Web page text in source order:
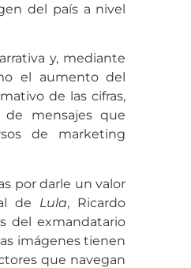
del país a nivel
y, mediante
el aumento del
de las cifras,
de mensajes que
de marketing
por darle un valor
de Lula, Ricardo
del exmandatario
imágenes tienen
que navegan